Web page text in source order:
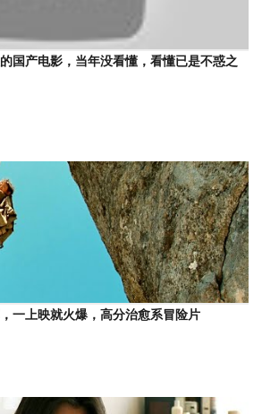
国产电影，当年没看懂，看懂已是不惑之
一上映就火爆，高分治愈系冒险片